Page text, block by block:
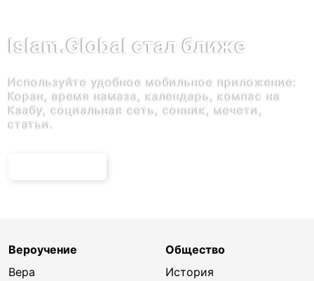
Islam.Global стал ближе
Используйте удобное мобильное приложение:
Коран, время намаза, календарь, компас на
Каабу, социальная сеть, сонник, мечети,
статьи.
Вероучение
Вера
Общество
История